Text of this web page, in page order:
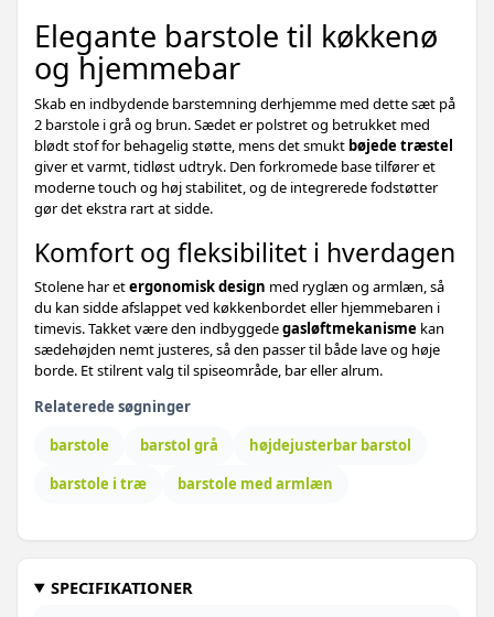
Elegante barstole til køkkenø
og hjemmebar
Skab en indbydende barstemning derhjemme med dette sæt på
2 barstole i grå og brun. Sædet er polstret og betrukket med
blødt stof for behagelig støtte, mens det smukt bøjede træstel
giver et varmt, tidløst udtryk. Den forkromede base tilfører et
moderne touch og høj stabilitet, og de integrerede fodstøtter
gør det ekstra rart at sidde.
Komfort og fleksibilitet i hverdagen
Stolene har etergonomisk design med ryglæn og armlæn, så
du kan sidde afslappet ved køkkenbordet eller hjemmebaren i
timevis. Takket være den indbyggedegasløftmekanisme kan
sædehøjden nemt justeres, så den passer til både lave og høje
borde. Et stilrent valg til spiseområde, bar eller alrum.
Relaterede søgninger
barstole
barstol grå
højdejusterbar barstol
barstole i træ
barstole med armlæn
SPECIFIKATIONER